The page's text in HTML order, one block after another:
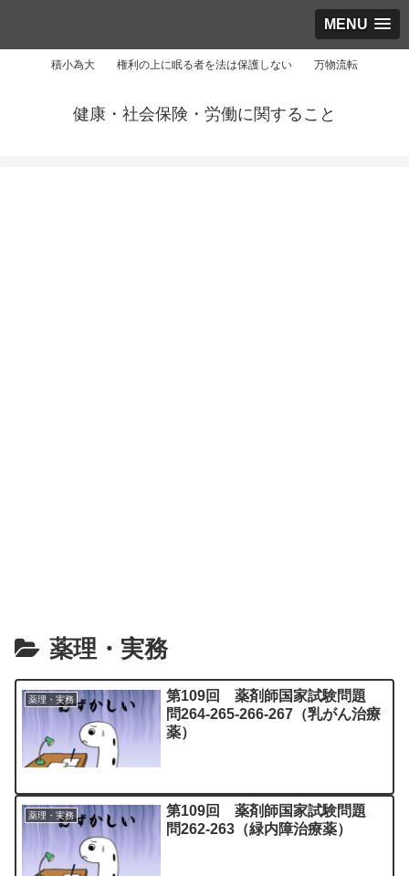
MENU
積小為大 権利の上に眠る者を法は保護しない 万物流転
健康・社会保険・労働に関すること
薬理・実務
薬理・実務
第109回 薬剤師国家試験問題
問264-265-266-267（乳がん治療
薬）
薬理・実務
第109回 薬剤師国家試験問題
問262-263（緑内障治療薬）